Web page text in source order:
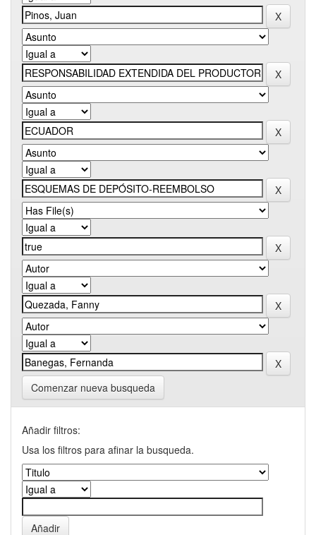
Comenzar nueva busqueda
Añadir filtros:
Usa los filtros para afinar la busqueda.